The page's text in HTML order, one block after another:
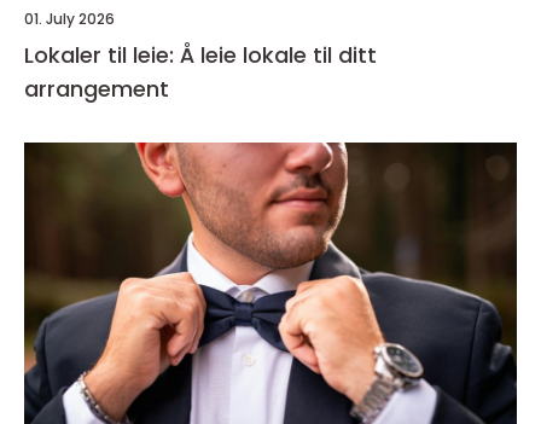
01. July 2026
Lokaler til leie: Å leie lokale til ditt
arrangement